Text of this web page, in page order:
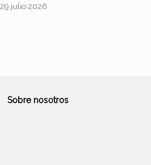
29 julio 2026
Sobre nosotros